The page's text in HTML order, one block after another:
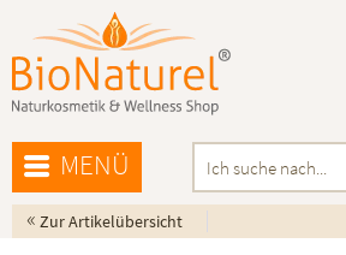
MENÜ
« Zur Artikelübersicht